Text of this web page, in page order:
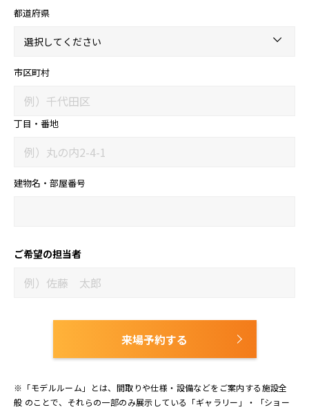
都道府県
市区町村
丁目・番地
建物名・部屋番号
ご希望の担当者
来場予約する
※「モデルルーム」とは、間取りや仕様・設備などをご案内する施設全
般 のことで、それらの一部のみ展示している「ギャラリー」・「ショー